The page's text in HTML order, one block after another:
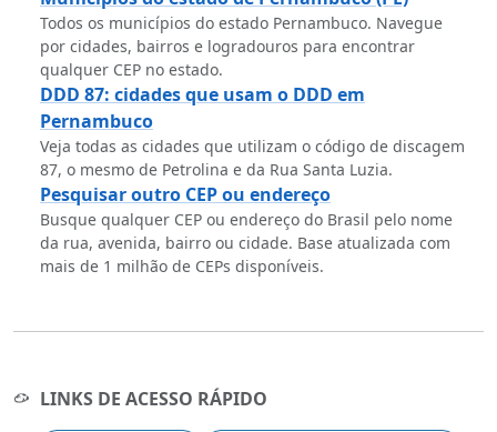
Todos os municípios do estado Pernambuco. Navegue
por cidades, bairros e logradouros para encontrar
qualquer CEP no estado.
DDD 87: cidades que usam o DDD em
Pernambuco
Veja todas as cidades que utilizam o código de discagem
87, o mesmo de Petrolina e da Rua Santa Luzia.
Pesquisar outro CEP ou endereço
Busque qualquer CEP ou endereço do Brasil pelo nome
da rua, avenida, bairro ou cidade. Base atualizada com
mais de 1 milhão de CEPs disponíveis.
LINKS DE ACESSO RÁPIDO